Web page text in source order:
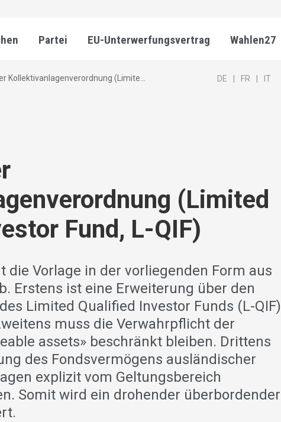
Partei EU-Unterwerfungsvertrag Wahlen27
Kollektivanlagenverordnung (Limite... DE FR IT
(Limited
Fund, L-QIF)
die Vorlage in der vorliegenden Form aus
Erstens ist eine Erweiterung über den
Limited Qualified Investor Funds (L-QIF)
muss die Verwahrpflicht der
assets» beschränkt bleiben. Drittens
des Fondsvermögens ausländischer
explizit vom Geltungsbereich
Somit wird ein drohender überbordender